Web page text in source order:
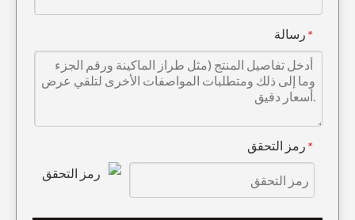
1U3452RC أسنان دلو مزورة
* رسالة
* رمز التحقق